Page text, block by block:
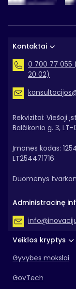
Veiklos kryptys
Gyvybės mokslai
GovTech
Kontaktai
0 700 77 055
20 02)
Rekvizitai: Viešoji
Balčikonio g. 3,
Įmonės kodas:
LT254471716
Duomenys
Administracinę